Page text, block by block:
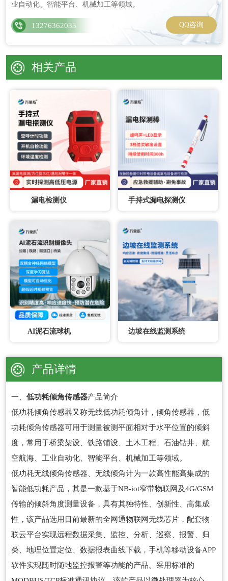
业自动化、智能平台、机械加工等领域。
13276362033 QQ咨询
相关产品
漏电检测仪 手持式漏电探测仪
AI泥石流球机 边坡在线监测系统
产品详情
一、 低功耗倾角传感器产品简介
低功耗倾角传感器又称无线低功耗倾角计，倾角传感器，低
功耗倾角传感器可用于测量被测平面相对于水平位置的倾斜
度，常用于桥梁架设、铁路铺设、土木工程、石油钻井、航
空航海、工业自动化、智能平台、机械加工等领域。
低功耗无线倾角传感器、无线倾角计为一款高性能高集成的
智能低功耗产品，其是一款基于NB-iot窄带物联网及4G/GSM
传输的倾斜角度测量设备，具有其独特性、创新性、高集成
性，该产品选用目前最新的全网通物联网无线芯片，配套物
联云平台实现远程数据采集、监控、分析、巡察、报警、归
类、地理位置定位、数据报表曲线下载，手机等移动设备APP
软件实现随时随地监控报警等功能的产品。采用标准的